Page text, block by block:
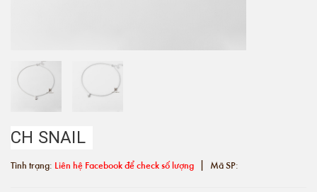
CH SNAIL
Tình trạng: Liên hệ Facebook để check số lượng | Mã SP: